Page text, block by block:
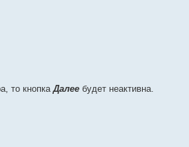
то кнопкаДалее будет неактивна.